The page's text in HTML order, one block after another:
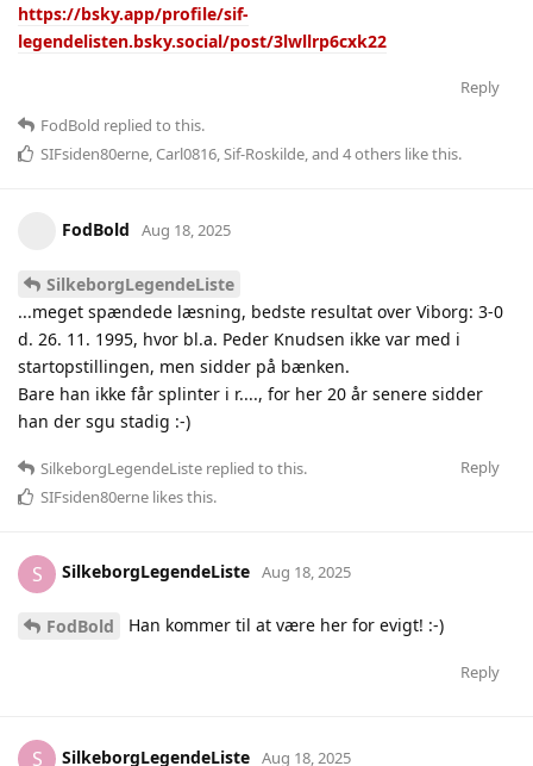
https://bsky.app/profile/sif-
legendelisten.bsky.social/post/3lwllrp6cxk22
Reply
FodBold replied to this.
SIFsiden80erne, Carl0816,Sif-Roskilde, and 4others like this.
FodBold Aug 18, 2025
SilkeborgLegendeListe
...meget spændede læsning, bedste resultat over Viborg: 3-0
d. 26. 11. 1995, hvor bl.a. Peder Knudsen ikke var med i
startopstillingen, men sidder på bænken.
Bare han ikke får splinter i r...., for her 20 år senere sidder
han der sgu stadig :-)
Reply
SilkeborgLegendeListe replied to this.
SIFsiden80erne likes this.
S SilkeborgLegendeListe Aug 18, 2025
FodBold Han kommer til at være her for evigt! :-)
Reply
S SilkeborgLegendeListe Aug 18, 2025